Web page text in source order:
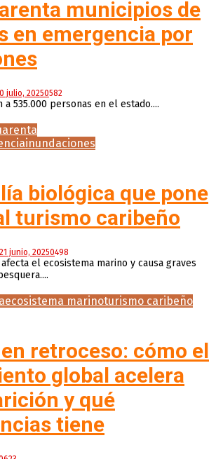
municipios de
en emergencia por
julio, 20250582
a 535.000 personas en el estado....
inundaciones
biológica que pone
turismo caribeño
21 junio, 20250498
el ecosistema marino y causa graves
ecosistema marinoturismo caribeño
retroceso: cómo el
global acelera
y qué
tiene